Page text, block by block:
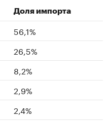
Доля импорта
56,1%
26,5%
8,2%
2,9%
2,4%